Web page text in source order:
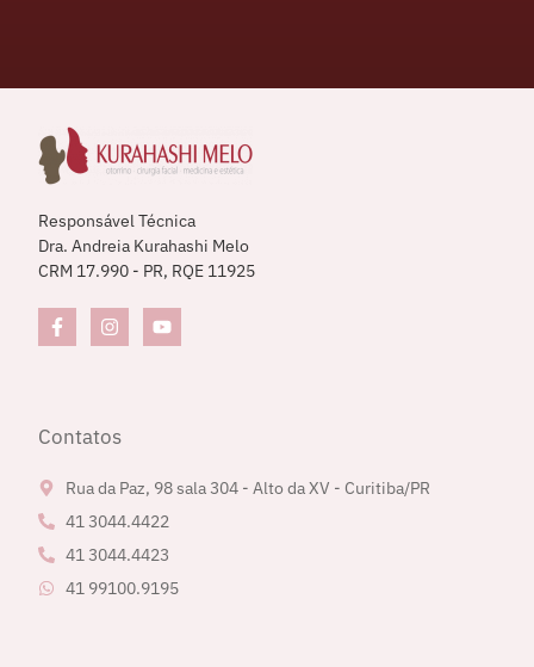
Responsável Técnica
Dra. Andreia Kurahashi Melo
CRM 17.990 - PR, RQE 11925
Contatos
Rua da Paz, 98 sala 304 - Alto da XV - Curitiba/PR
41 3044.4422
41 3044.4423
41 99100.9195